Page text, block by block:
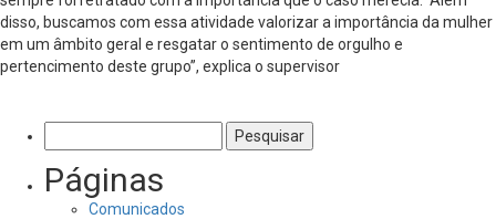
disso, buscamos com essa atividade valorizar a importância da mulher
em um âmbito geral e resgatar o sentimento de orgulho e
pertencimento deste grupo”, explica o supervisor
por:
Páginas
Comunicados